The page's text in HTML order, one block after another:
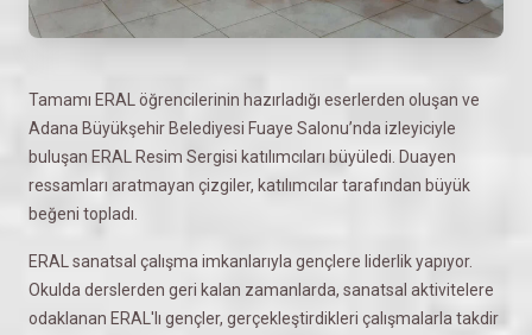
Tamamı ERAL öğrencilerinin hazırladığı eserlerden oluşan ve
Adana Büyükşehir Belediyesi Fuaye Salonu’nda izleyiciyle
buluşan ERAL Resim Sergisi katılımcıları büyüledi. Duayen
ressamları aratmayan çizgiler, katılımcılar tarafından büyük
beğeni topladı.
ERAL sanatsal çalışma imkanlarıyla gençlere liderlik yapıyor.
Okulda derslerden geri kalan zamanlarda, sanatsal aktivitelere
odaklanan ERAL'lı gençler, gerçekleştirdikleri çalışmalarla takdir